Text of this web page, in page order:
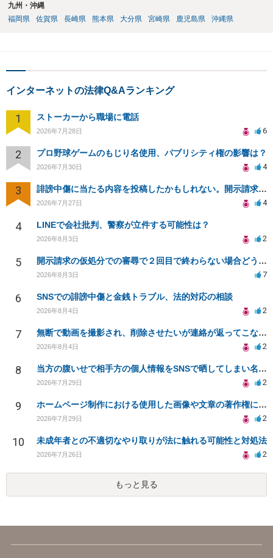
九州・沖縄
福岡県
佐賀県 長崎県 熊本県 大分県 宮崎県 鹿児島県 沖縄県
インターネットの法律Q&Aランキング
1 ストーカーから職場に電話
2026年7月28日 6
2 プロ野球ゲームのもじり名使用、パブリシティ権の影響は？
2026年7月30日 4
3 誹謗中傷に当たる内容を投稿したかもしれない。開示請求や民事刑事裁判に発展しうるのか教えて欲しい。
2026年7月27日 4
4 LINEで会社批判、警察が立件する可能性は？
2026年8月3日 2
5 開示請求の仮処分での審尋で２回目で終わらない場合どうしたらいいですか
2026年8月3日 7
6 SNSでの誹謗中傷と金銭トラブル、法的対応の相談
2026年8月4日 2
7 無断で動画を撮影され、削除させたいが連絡が返ってこない。
2026年8月4日 2
8 当方の腹いせで相手方の個人情報をSNSで晒してしまい名誉毀損させてしまったかもしれない
2026年7月29日 2
9 ホームページ制作における使用した画像や文章の著作権について
2026年7月29日 2
10 未成年者との不適切なやり取りが法に触れる可能性と対処法
2026年7月26日 2
もっと見る